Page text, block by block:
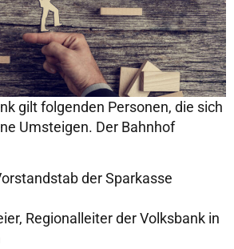
gilt folgenden Personen, die sich
Umsteigen. Der Bahnhof
der Sparkasse
Regionalleiter der Volksbank in